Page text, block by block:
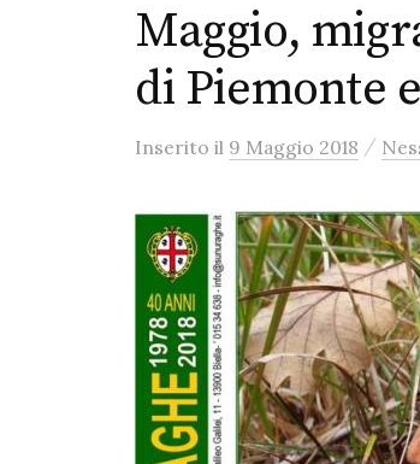
Maggio,
di Piemonte
Inserito il 9 Maggio 2018 /